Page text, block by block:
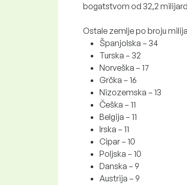
bogatstvom od 32,2
Ostale zemlje po broju
Španjolska – 34
Turska – 32
Norveška – 17
Grčka – 16
Nizozemska – 13
Češka – 11
Belgija – 11
Irska – 11
Cipar – 10
Poljska – 10
Danska – 9
Austrija – 9